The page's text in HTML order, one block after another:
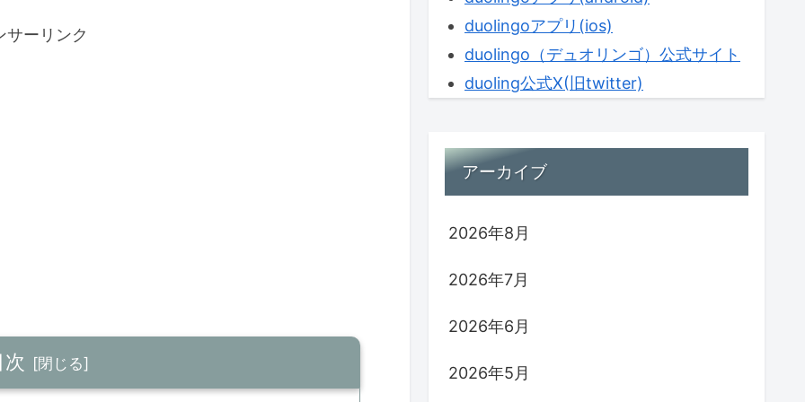
サーリンク
次
duolingoアプリ(ios)
duolingo（デュオリンゴ）公式サイト
duoling公式X(旧twitter)
アーカイブ
2026年8月
2026年7月
2026年6月
2026年5月